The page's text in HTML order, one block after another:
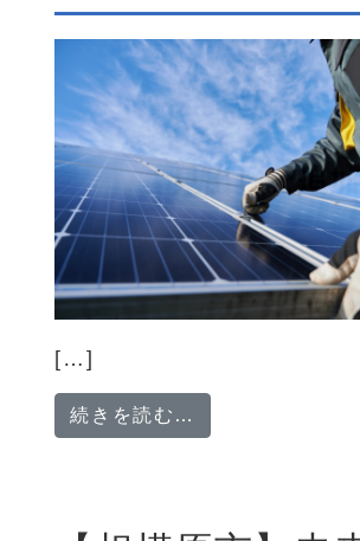
[…]
続きを読む…